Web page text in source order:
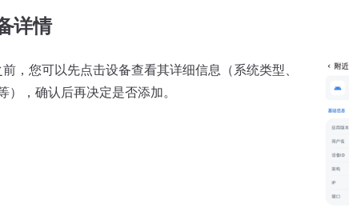
详情
，您可以先点击设备查看其详细信息（系统类型、
），确认后再决定是否添加。